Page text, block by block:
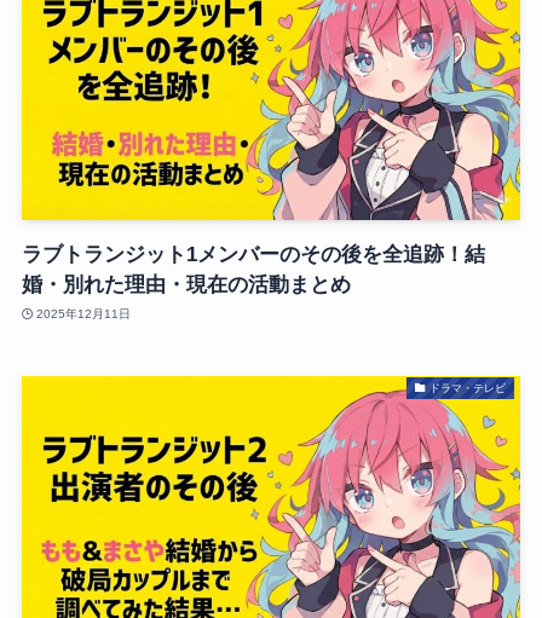
ラブトランジット1メンバーのその後を全追跡！結
婚・別れた理由・現在の活動まとめ
2025年12月11日
ドラマ・テレビ